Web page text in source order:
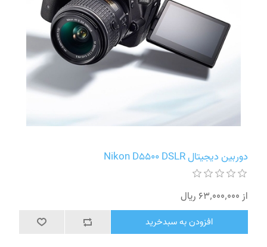
دوربین دیجیتال Nikon D5500 DSLR
از 63٬000٬000 ریال
افزودن به سبدخرید